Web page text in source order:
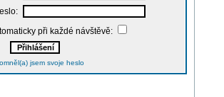
při každé návštěvě:
jsem svoje heslo